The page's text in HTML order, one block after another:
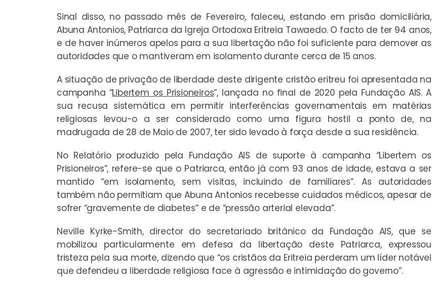
Sinal disso, no passado mês de Fevereiro, faleceu, estando em prisão domiciliária,
Abuna Antonios, Patriarca da Igreja Ortodoxa Eritreia Tawaedo. O facto de ter 94 anos,
e de haver inúmeros apelos para a sua libertação não foi suficiente para demover as
autoridades que o mantiveram em isolamento durante cerca de 15 anos.
A situação de privação de liberdade deste dirigente cristão eritreu foi apresentada na
campanha “Libertem os Prisioneiros”, lançada no final de 2020 pela Fundação AIS. A
sua recusa sistemática em permitir interferências governamentais em matérias
religiosas levou-o a ser considerado como uma figura hostil a ponto de, na
madrugada de 28 de Maio de 2007, ter sido levado à força desde a sua residência.
No Relatório produzido pela Fundação AIS de suporte à campanha “Libertem os
Prisioneiros”, refere-se que o Patriarca, então já com 93 anos de idade, estava a ser
mantido “em isolamento, sem visitas, incluindo de familiares”. As autoridades
também não permitiam que Abuna Antonios recebesse cuidados médicos, apesar de
sofrer “gravemente de diabetes” e de “pressão arterial elevada”.
Neville Kyrke-Smith, director do secretariado britânico da Fundação AIS, que se
mobilizou particularmente em defesa da libertação deste Patriarca, expressou
tristeza pela sua morte, dizendo que “os cristãos da Eritreia perderam um líder notável
que defendeu a liberdade religiosa face à agressão e intimidação do governo”.